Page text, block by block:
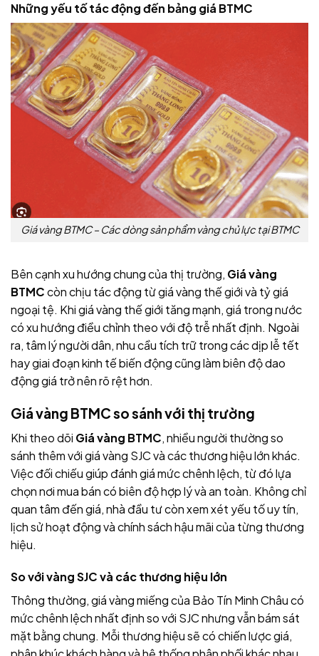
Những yếu tố tác động đến bảng giá BTMC
Giá vàng BTMC – Các dòng sản phẩm vàng chủ lực tại BTMC
Bên cạnh xu hướng chung của thị trường, Giá vàng
BTMCcòn chịu tác động từ giá vàng thế giới và tỷ giá
ngoại tệ. Khi giá vàng thế giới tăng mạnh, giá trong nước
có xu hướng điều chỉnh theo với độ trễ nhất định. Ngoài
ra, tâm lý người dân, nhu cầu tích trữ trong các dịp lễ tết
hay giai đoạn kinh tế biến động cũng làm biên độ dao
động giá trở nên rõ rệt hơn.
Giá vàng BTMC so sánh với thị trường
Khi theo dõi Giá vàng BTMC, nhiều người thường so
sánh thêm với giá vàng SJC và các thương hiệu lớn khác.
Việc đối chiếu giúp đánh giá mức chênh lệch, từ đó lựa
chọn nơi mua bán có biên độ hợp lý và an toàn. Không chỉ
quan tâm đến giá, nhà đầu tư còn xem xét yếu tố uy tín,
lịch sử hoạt động và chính sách hậu mãi của từng thương
hiệu.
So với vàng SJC và các thương hiệu lớn
Thông thường, giá vàng miếng của Bảo Tín Minh Châu có
mức chênh lệch nhất định so với SJC nhưng vẫn bám sát
mặt bằng chung. Mỗi thương hiệu sẽ có chiến lược giá,